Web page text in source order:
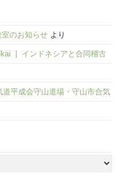
のお知らせ より
| インドネシアと合同稽古
平成会守山道場・守山市合気